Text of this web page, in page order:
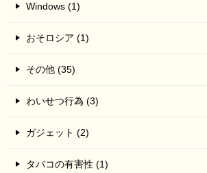
Windows (1)
おそロシア (1)
その他 (35)
わいせつ行為 (3)
ガジェット (2)
タバコの有害性 (1)